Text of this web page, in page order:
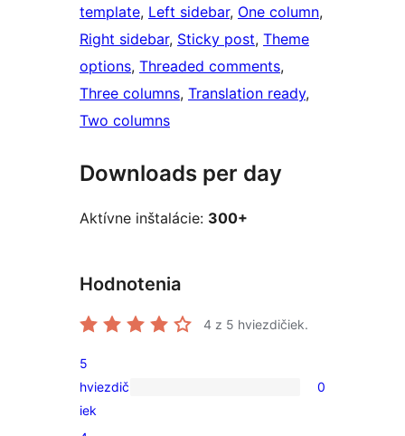
template, Left sidebar, One column
Right sidebar, Sticky post, Theme
options, Threaded comments
Three columns, Translation ready
Two columns
Downloads per day
Aktívne inštalácie: 300+
Hodnotenia
4 z 5 hviezdičiek.
0
recenzií
5
hviezdič
iek
0